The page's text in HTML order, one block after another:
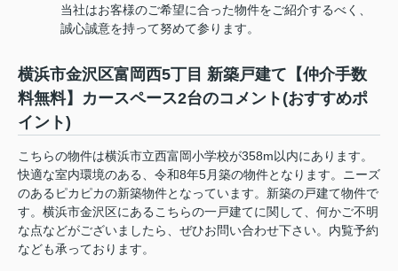
当社はお客様のご希望に合った物件をご紹介するべく、
誠心誠意を持って努めて参ります。
横浜市金沢区富岡西5丁目 新築戸建て【仲介手数
料無料】カースペース2台のコメント(おすすめポ
イント)
こちらの物件は横浜市立西富岡小学校が358m以内にあります。
快適な室内環境のある、令和8年5月築の物件となります。ニーズ
のあるピカピカの新築物件となっています。新築の戸建て物件で
す。横浜市金沢区にあるこちらの一戸建てに関して、何かご不明
な点などがございましたら、ぜひお問い合わせ下さい。内覧予約
なども承っております。